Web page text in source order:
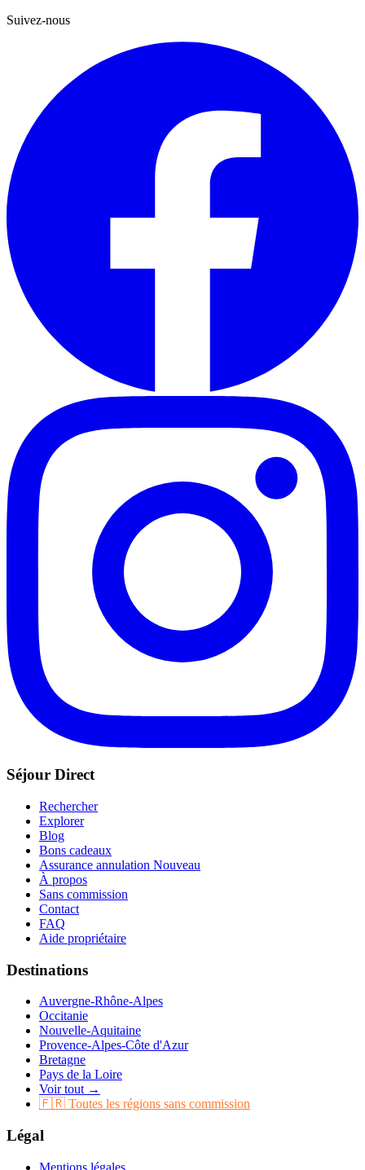
Suivez-nous
Séjour Direct
Rechercher
Explorer
Blog
Bons cadeaux
Assurance annulation Nouveau
À propos
Sans commission
Contact
FAQ
Aide propriétaire
Destinations
Auvergne-Rhône-Alpes
Occitanie
Nouvelle-Aquitaine
Provence-Alpes-Côte d'Azur
Bretagne
Pays de la Loire
Voir tout →
🇫🇷 Toutes les régions sans commission
Légal
Mentions légales